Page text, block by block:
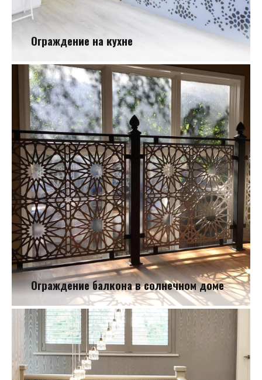
Ограждение на кухне
Ограждение на кухне
Ограждение балкона в солнечном доме
Ограждение балкона в солнечном доме